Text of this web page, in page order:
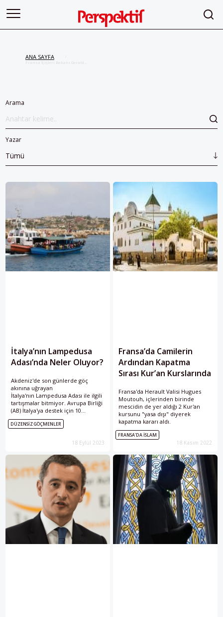
ANA SAYFA
Fransa İçişleri Bakanı Gerald
Arama
Yazar
Tümü
İtalya’nın Lampedusa
Adası’nda Neler Oluyor?
Akdeniz'de son günlerde göç
akınına uğrayan
İtalya'nın Lampedusa Adası ile ilgili
tartışmalar bitmiyor. Avrupa Birliği
(AB) İtalya'ya destek için 10
maddelik bir eylem planı
sunarken, birlik ülkeleri adadaki
bakmıyor. Peki Lampedusa
Adası'ndaki göçmenlere ne olacak?
DÜZENSIZ GÖÇMENLER
18 Eylül 2023
Fransa’da Camilerin
Ardından Kapatma
Sırası Kur’an Kurslarında
Fransa'da Herault Valisi Hugues
Moutouh, içlerinden birinde
mescidin de yer aldığı 2 Kur'an
kursunu "yasa dışı" diyerek
kapatma kararı aldı.
FRANSA'DA İSLAM
18 Kasım 2022